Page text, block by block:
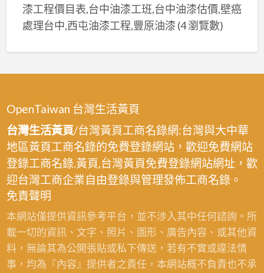
漆工程價目表,台中油漆工班,台中油漆估價,壁癌
處理台中,西屯油漆工程,豐原油漆(4 瀏覽數)
OpenTaiwan 台灣生活黃頁
台灣生活黃頁/台灣黃頁工商名錄網:台灣與大中華
地區黃頁工商名錄的免費登錄網站，歡迎免費網站
登錄工商名錄.黃頁,台灣黃頁免費登錄網站網址，歡
迎台灣工商企業自由登錄與管理發佈工商名錄。
免責聲明
本網站僅提供資訊參考平台，並不涉入其中任何諮詢。所
載一切的資訊、文字、照片、圖形、廣告內容、或其他資
料，無論其為公開張貼或私下傳送，若有不實或違法情
事，均為『內容』提供者之責任，本網站概不負責也不承